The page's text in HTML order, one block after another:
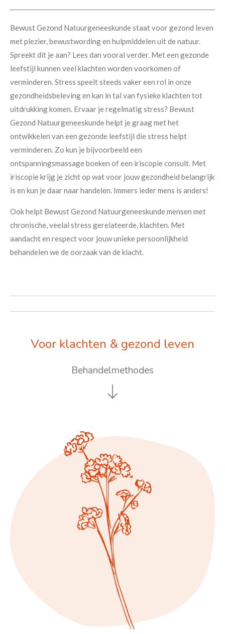
Bewust Gezond Natuurgeneeskunde staat voor gezond leven
met plezier, bewustwording en hulpmiddelen uit de natuur.
Spreekt dit je aan? Lees dan vooral verder. Met een gezonde
leefstijl kunnen veel klachten worden voorkomen of
verminderen. Stress speelt steeds vaker een rol in onze
gezondheidsbeleving en kan in tal van fysieke klachten tot
uitdrukking komen. Ervaar je regelmatig stress? Bewust
Gezond Natuurgeneeskunde helpt je graag met het
ontwikkelen van een gezonde leefstijl die stress helpt
verminderen. Zo kun je bijvoorbeeld een
ontspanningsmassage boeken of een iriscopie consult. Met
iriscopie krijg je zicht op wat voor jouw gezondheid belangrijk
is en kun je daar naar handelen. Immers ieder mens is anders!
Ook helpt Bewust Gezond Natuurgeneeskunde mensen met
chronische, veelal stress gerelateerde, klachten. Met
aandacht en respect voor jouw unieke persoonlijkheid
behandelen we de oorzaak van de klacht.
Voor klachten & gezond leven
Behandelmethodes